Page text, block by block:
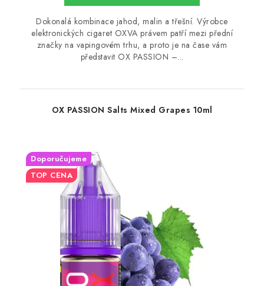
Dokonalá kombinace jahod, malin a třešní. Výrobce
elektronických cigaret OXVA právem patří mezi přední
značky na vapingovém trhu, a proto je na čase vám
představit OX PASSION –...
OX PASSION Salts Mixed Grapes 10ml
Doporučujeme
TOP CENA